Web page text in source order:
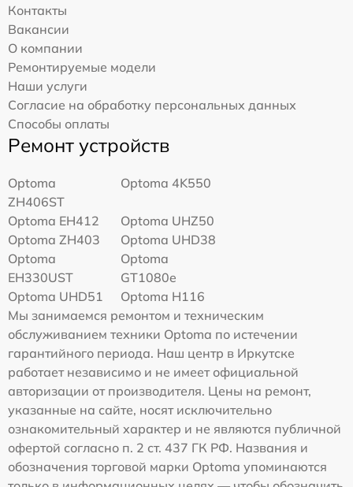
Контакты
Вакансии
О компании
Ремонтируемые модели
Наши услуги
Согласие на обработку персональных данных
Способы оплаты
Ремонт устройств
Optoma
ZH406ST
Optoma 4K550
Optoma EH412
Optoma UHZ50
Optoma ZH403
Optoma UHD38
Optoma
EH330UST
Optoma
GT1080e
Optoma UHD51
Optoma H116
Мы занимаемся ремонтом и техническим
обслуживанием техники Optoma по истечении
гарантийного периода. Наш центр в Иркутске
работает независимо и не имеет официальной
авторизации от производителя. Цены на ремонт,
указанные на сайте, носят исключительно
ознакомительный характер и не являются публичной
офертой согласно п. 2 ст. 437 ГК РФ. Названия и
обозначения торговой марки Optoma упоминаются